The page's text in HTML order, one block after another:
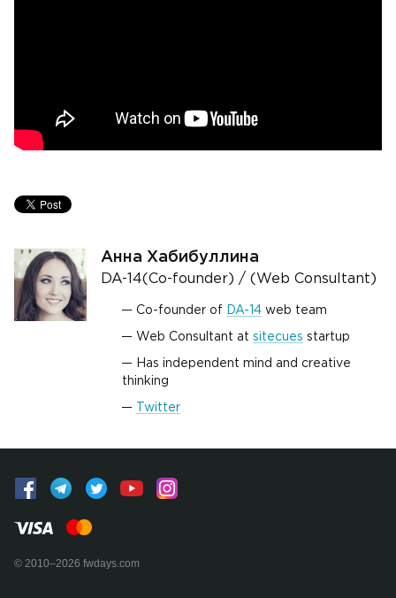
Анна Хабибуллина
DA-14(Co-founder) / (Web Consultant)
Co-founder of DA-14 web team
Web Consultant at sitecues startup
Has independent mind and creative
thinking
Twitter
© 2010–2026 fwdays.com